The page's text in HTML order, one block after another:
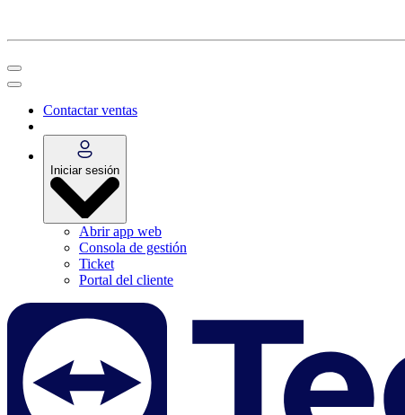
Contactar ventas
Iniciar sesión
Abrir app web
Consola de gestión
Ticket
Portal del cliente